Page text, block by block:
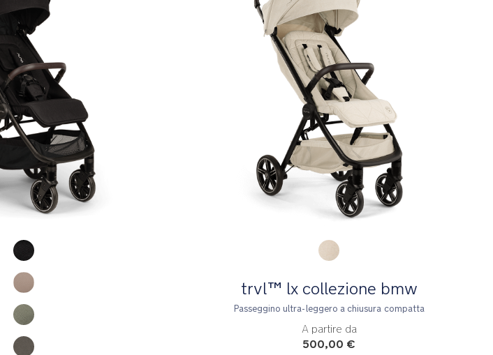
trvl™ lx collezione bmw
Passeggino ultra-leggero a chiusura compatta
A partire da
500,00 €